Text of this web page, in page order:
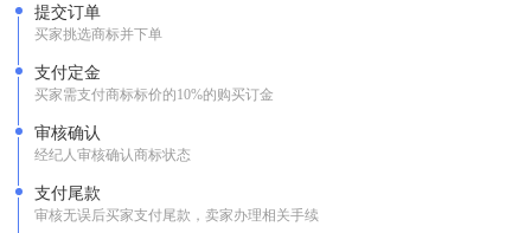
提交订单
买家挑选商标并下单
支付定金
买家需支付商标标价的10%的购买订金
审核确认
经纪人审核确认商标状态
支付尾款
审核无误后买家支付尾款，卖家办理相关手续